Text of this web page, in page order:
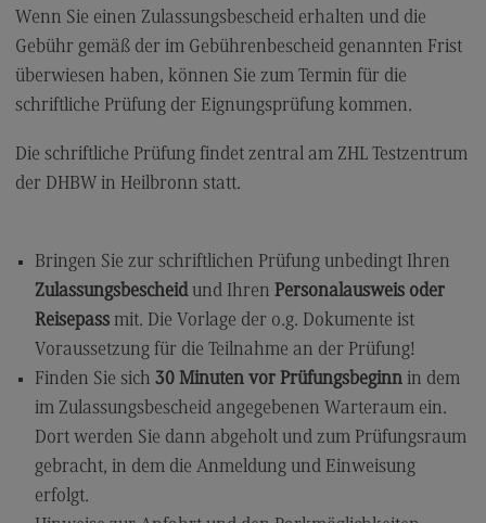
TestAS (Test für Ausländische Studierende)
Informationen auf Deutsch
Information in English
Ansprechpersonen
Telefonische Erreichbarkeit
Kontaktformular
Wegbeschreibung
Informationen
Wenn Sie einen Zulassungsbescheid erhalten und die
Gebühr gemäß der im Gebührenbescheid genannten Frist
überwiesen haben, können Sie zum Termin für die
schriftliche Prüfung der Eignungsprüfung kommen.
Die schriftliche Prüfung findet zentral am ZHL Testzentrum
der DHBW in Heilbronn statt.
Bringen Sie zur schriftlichen Prüfung unbedingt Ihren
Zulassungsbescheidund Ihren Personalausweis oder
Reisepassmit. Die Vorlage der o.g. Dokumente ist
Voraussetzung für die Teilnahme an der Prüfung!
Finden Sie sich 30 Minuten vor Prüfungsbeginnin dem
im Zulassungsbescheid angegebenen Warteraum ein.
Dort werden Sie dann abgeholt und zum Prüfungsraum
gebracht, in dem die Anmeldung und Einweisung
erfolgt.